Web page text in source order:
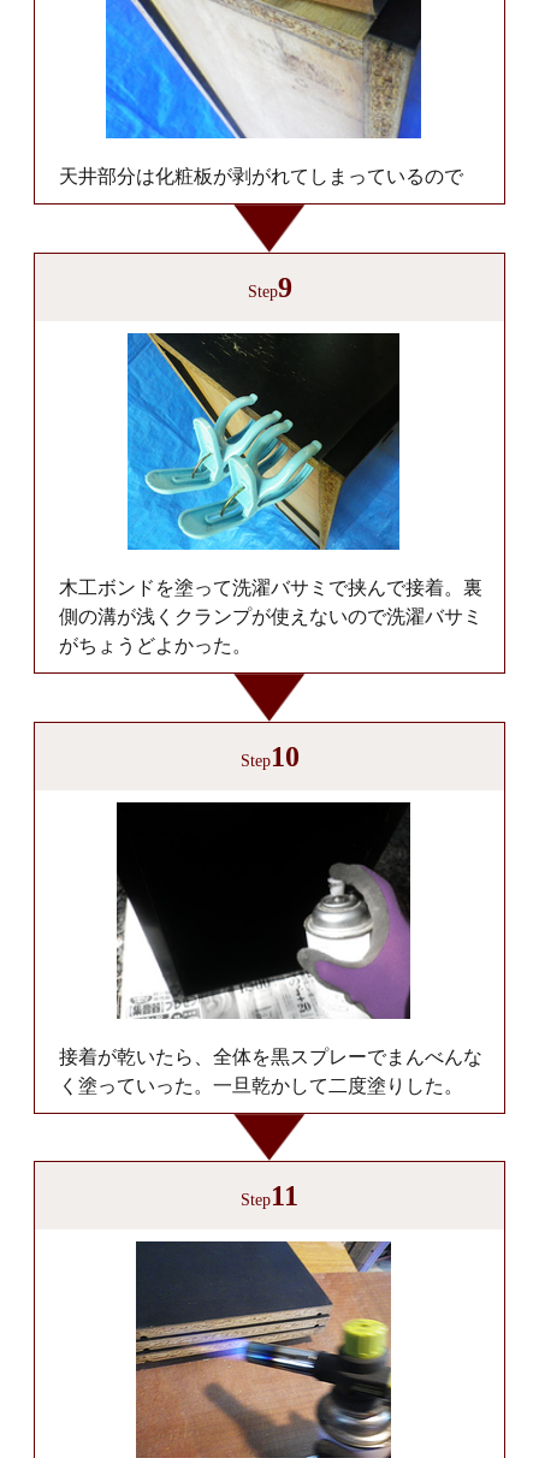
天井部分は化粧板が剥がれてしまっているので
Step9
木工ボンドを塗って洗濯バサミで挟んで接着。裏
側の溝が浅くクランプが使えないので洗濯バサミ
がちょうどよかった。
Step10
接着が乾いたら、全体を黒スプレーでまんべんな
く塗っていった。一旦乾かして二度塗りした。
Step11